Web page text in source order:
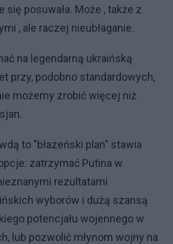
się posuwała. Może , także z
, ale raczej nieubłaganie.
na legendarną ukraińską
przy, podobno standardowych,
możemy zrobić więcej niż
to "błazeński plan" stawia
zatrzymać Putina w
rezultatami
wyborów i dużą szansą
potencjału wojennego w
lub pozwolić młynom wojny na